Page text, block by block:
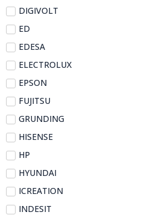
DIGIVOLT
ED
EDESA
ELECTROLUX
EPSON
FUJITSU
GRUNDING
HISENSE
HP
HYUNDAI
ICREATION
INDESIT